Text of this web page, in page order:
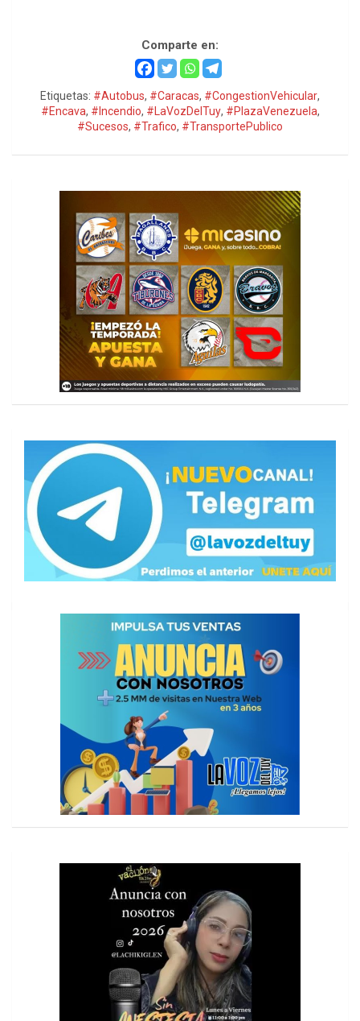
Comparte en:
Etiquetas: #Autobus, #Caracas, #CongestionVehicular,
#Encava, #Incendio, #LaVozDelTuy, #PlazaVenezuela,
#Sucesos, #Trafico, #TransportePublico